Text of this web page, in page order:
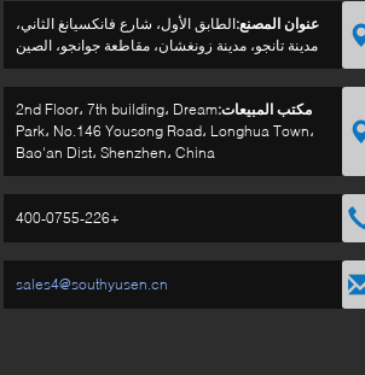
عنوان المصنع:الطابق الأول، شارع فانكسيانغ الثاني،
مدينة تانجو، مدينة زونغشان، مقاطعة جوانجو، الصين
مكتب المبيعات:2nd Floor، 7th building، Dream
Park، No.146 Yousong Road، Longhua Town،
Bao'an Dist، Shenzhen، China
+400-0755-226
sales4@southyusen.cn